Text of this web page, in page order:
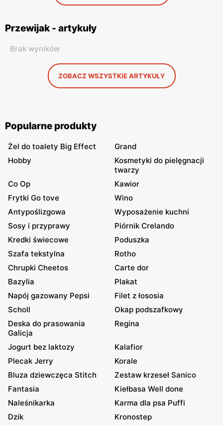
Przewijak - artykuły
Brak wyników
ZOBACZ WSZYSTKIE ARTYKUŁY
Popularne produkty
Żel do toalety Big Effect
Grand
Hobby
Kosmetyki do pielęgnacji
twarzy
Co Op
Kawior
Frytki Go tove
Wino
Antypoślizgowa
Wyposażenie kuchni
Sosy i przyprawy
Piórnik Crelando
Kredki świecowe
Poduszka
Szafa tekstylna
Rotho
Chrupki Cheetos
Carte dor
Bazylia
Plakat
Napój gazowany Pepsi
Filet z łososia
Scholl
Okap podszafkowy
Deska do prasowania
Galicja
Regina
Jogurt bez laktozy
Kalafior
Plecak Jerry
Korale
Bluza dziewczęca Stitch
Zestaw krzeseł Sanico
Fantasia
Kiełbasa Well done
Naleśnikarka
Karma dla psa Puffi
Dzik
Kronostep